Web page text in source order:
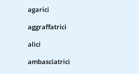
agarici
aggraffatrici
alici
ambasciatrici